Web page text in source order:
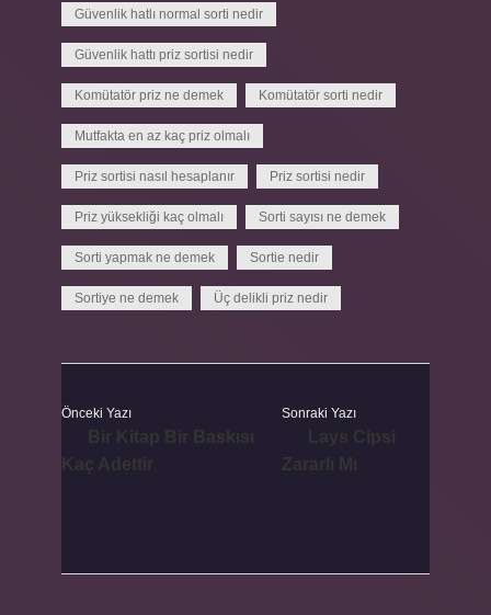
Güvenlik hatlı normal sorti nedir
Güvenlik hattı priz sortisi nedir
Komütatör priz ne demek Komütatör sorti nedir
Mutfakta en az kaç priz olmalı
Priz sortisi nasıl hesaplanır Priz sortisi nedir
Priz yüksekliği kaç olmalı Sorti sayısı ne demek
Sorti yapmak ne demek Sortie nedir
Sortiye ne demek Üç delikli priz nedir
Önceki Yazı Sonraki Yazı